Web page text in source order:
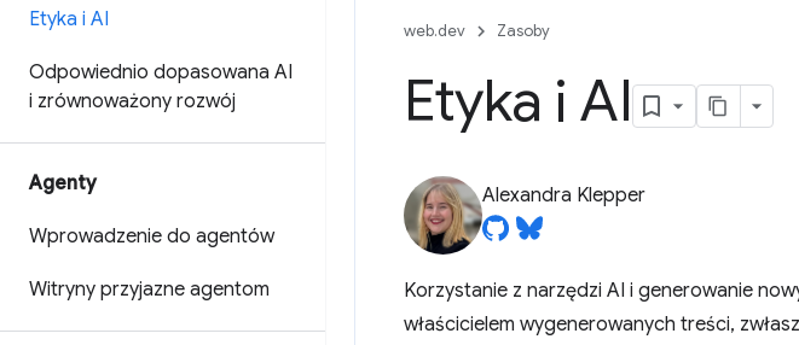
Etyka i AI
Odpowiednio dopasowana AI
i zrównoważony rozwój
Agenty
Wprowadzenie do agentów
Witryny przyjazne agentom
web.dev Zasoby
Etyka i AI
Alexandra Klepper
Korzystanie z narzędzi AI i generowanie
właścicielem wygenerowanych treści,